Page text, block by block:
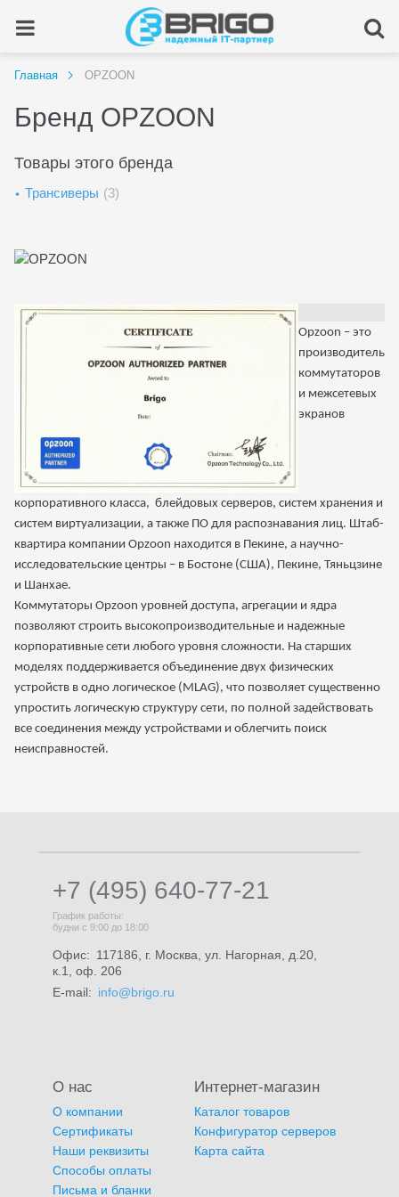
Главная OPZOON
Бренд OPZOON
Товары этого бренда
Трансиверы (3)
Opzoon – это
производитель
коммутаторов
и межсетевых
экранов
корпоративного класса, блейдовых серверов, систем хранения и
систем виртуализации, а также ПО для распознавания лиц. Штаб-
квартира компании Opzoon находится в Пекине, а научно-
исследовательские центры – в Бостоне (США), Пекине, Тяньцзине
и Шанхае.
Коммутаторы Opzoon уровней доступа, агрегации и ядра
позволяют строить высокопроизводительные и надежные
корпоративные сети любого уровня сложности. На старших
моделях поддерживается объединение двух физических
устройств в одно логическое (MLAG), что позволяет существенно
упростить логическую структуру сети, по полной задействовать
все соединения между устройствами и облегчить поиск
неисправностей.
+7 (495) 640-77-21
График работы:
будни с 9:00 до 18:00
Офис: 117186, г. Москва, ул. Нагорная, д.20,
к.1, оф. 206
E-mail: info@brigo.ru
О нас
О компании
Сертификаты
Наши реквизиты
Способы оплаты
Письма и бланки
Интернет-магазин
Каталог товаров
Конфигуратор серверов
Карта сайта